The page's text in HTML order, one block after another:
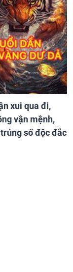
xui qua đi,
vận mệnh,
số độc đắc